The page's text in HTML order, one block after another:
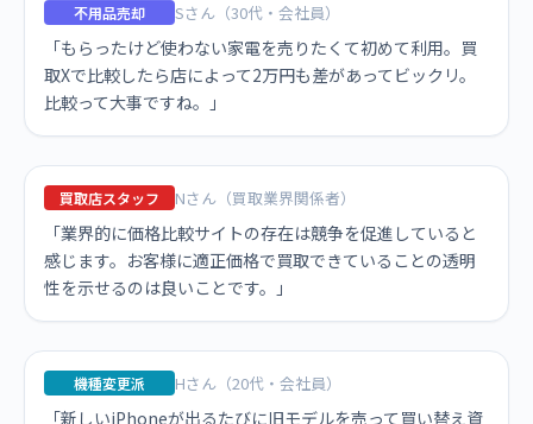
不用品売却 Sさん（30代・会社員）
「もらったけど使わない家電を売りたくて初めて利用。買
取Xで比較したら店によって2万円も差があってビックリ。
比較って大事ですね。」
買取店スタッフ Nさん（買取業界関係者）
「業界的に価格比較サイトの存在は競争を促進していると
感じます。お客様に適正価格で買取できていることの透明
性を示せるのは良いことです。」
機種変更派 Hさん（20代・会社員）
「新しいiPhoneが出るたびに旧モデルを売って買い替え資